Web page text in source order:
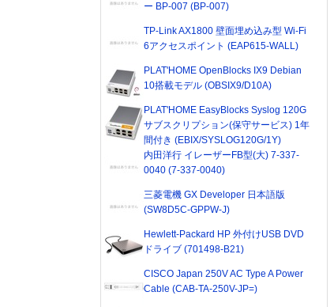
ー BP-007 (BP-007)
TP-Link AX1800 壁面埋め込み型 Wi-Fi
6アクセスポイント (EAP615-WALL)
PLAT'HOME OpenBlocks IX9 Debian
10搭載モデル (OBSIX9/D10A)
PLAT'HOME EasyBlocks Syslog 120G
サブスクリプション(保守サービス) 1年
間付き (EBIX/SYSLOG120G/1Y)
内田洋行 イレーザーFB型(大) 7-337-
0040 (7-337-0040)
三菱電機 GX Developer 日本語版
(SW8D5C-GPPW-J)
Hewlett-Packard HP 外付けUSB DVD
ドライブ (701498-B21)
CISCO Japan 250V AC Type A Power
Cable (CAB-TA-250V-JP=)